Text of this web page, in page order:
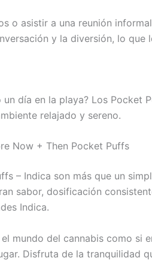
o asistir a una reunión
y la diversión, lo
un día en la playa? Los
relajado y sereno.
Now + Then Pocket Puffs
– Indica son más que un
sabor, dosificación
Indica.
mundo del cannabis como
Disfruta de la tranquilidad